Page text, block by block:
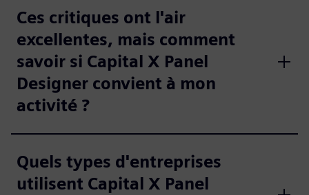
Ces critiques ont l'air
excellentes, mais comment
savoir si Capital X Panel
Designer convient à mon
activité ?
Quels types d'entreprises
utilisent Capital X Panel